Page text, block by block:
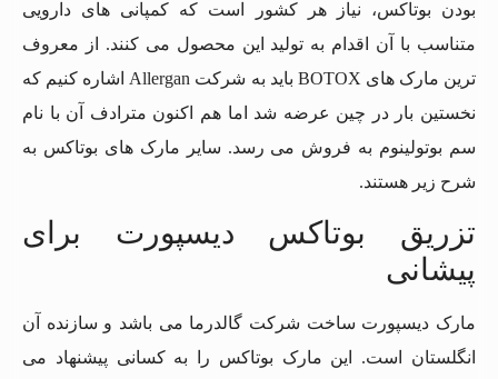
بودن بوتاکس، نیاز هر کشور است که کمپانی های دارویی
متناسب با آن اقدام به تولید این محصول می کنند. از معروف
ترین مارک های BOTOX باید به شرکت Allergan اشاره کنیم که
نخستین بار در چین عرضه شد اما هم اکنون مترادف آن با نام
سم بوتولینوم به فروش می رسد. سایر مارک های بوتاکس به
شرح زیر هستند.
تزریق بوتاکس دیسپورت برای
پیشانی
مارک دیسپورت ساخت شرکت گالدرما می باشد و سازنده آن
انگلستان است. این مارک بوتاکس را به کسانی پیشنهاد می